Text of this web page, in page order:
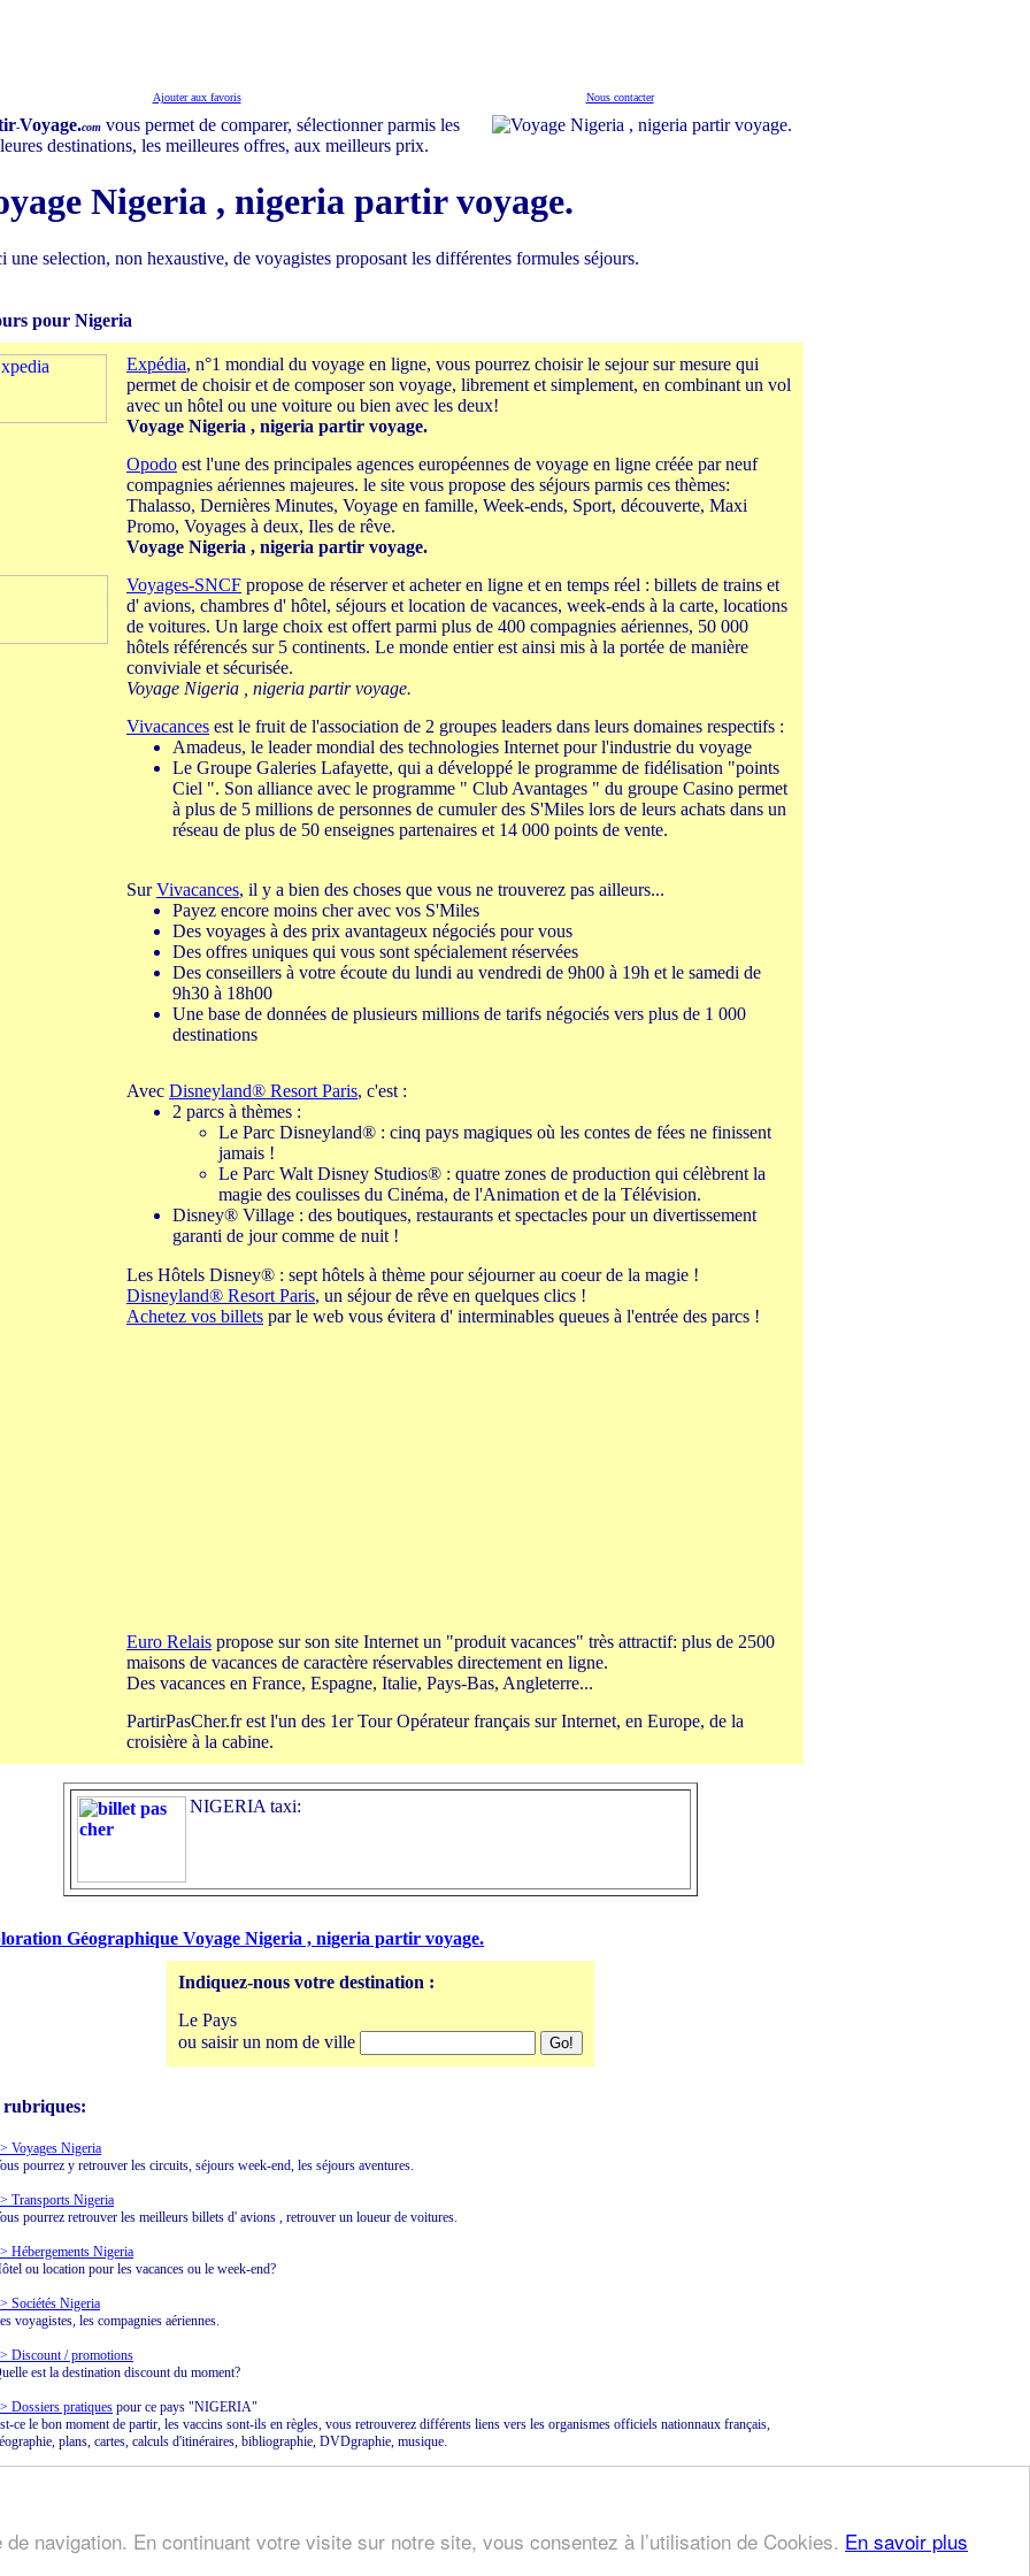
navigation. En continuant votre visite sur notre site, vous consentez à l’utilisation de Cookies. En savoir plus
Ajouter aux favoris Nous contacter
-Voyage.com vous permet de comparer, sélectionner parmis les
destinations, les meilleures offres, aux meilleurs prix.
Nigeria , nigeria partir voyage.
une selection, non hexaustive, de voyagistes proposant les différentes formules séjours.
pour Nigeria
Expédia, n°1 mondial du voyage en ligne, vous pourrez choisir le sejour sur mesure qui
permet de choisir et de composer son voyage, librement et simplement, en combinant un vol
avec un hôtel ou une voiture ou bien avec les deux!
Voyage Nigeria , nigeria partir voyage.
Opodo est l'une des principales agences européennes de voyage en ligne créée par neuf
compagnies aériennes majeures. le site vous propose des séjours parmis ces thèmes:
Thalasso, Dernières Minutes, Voyage en famille, Week-ends, Sport, découverte, Maxi
Promo, Voyages à deux, Iles de rêve.
Voyage Nigeria , nigeria partir voyage.
Voyages-SNCF propose de réserver et acheter en ligne et en temps réel : billets de trains et
d' avions, chambres d' hôtel, séjours et location de vacances, week-ends à la carte, locations
de voitures. Un large choix est offert parmi plus de 400 compagnies aériennes, 50 000
hôtels référencés sur 5 continents. Le monde entier est ainsi mis à la portée de manière
conviviale et sécurisée.
Voyage Nigeria , nigeria partir voyage.
Vivacances est le fruit de l'association de 2 groupes leaders dans leurs domaines respectifs :
Amadeus, le leader mondial des technologies Internet pour l'industrie du voyage
Le Groupe Galeries Lafayette, qui a développé le programme de fidélisation "points
Ciel ". Son alliance avec le programme " Club Avantages " du groupe Casino permet
à plus de 5 millions de personnes de cumuler des S'Miles lors de leurs achats dans un
réseau de plus de 50 enseignes partenaires et 14 000 points de vente.
SurVivacances, il y a bien des choses que vous ne trouverez pas ailleurs...
Payez encore moins cher avec vos S'Miles
Des voyages à des prix avantageux négociés pour vous
Des offres uniques qui vous sont spécialement réservées
Des conseillers à votre écoute du lundi au vendredi de 9h00 à 19h et le samedi de
9h30 à 18h00
Une base de données de plusieurs millions de tarifs négociés vers plus de 1 000
destinations
Avec Disneyland® Resort Paris, c'est :
2 parcs à thèmes :
Le Parc Disneyland® : cinq pays magiques où les contes de fées ne finissent
jamais !
Le Parc Walt Disney Studios® : quatre zones de production qui célèbrent la
magie des coulisses du Cinéma, de l'Animation et de la Télévision.
Disney® Village : des boutiques, restaurants et spectacles pour un divertissement
garanti de jour comme de nuit !
Les Hôtels Disney® : sept hôtels à thème pour séjourner au coeur de la magie !
Disneyland® Resort Paris, un séjour de rêve en quelques clics !
Achetez vos billets par le web vous évitera d' interminables queues à l'entrée des parcs !
Euro Relais propose sur son site Internet un "produit vacances" très attractif: plus de 2500
maisons de vacances de caractère réservables directement en ligne.
Des vacances en France, Espagne, Italie, Pays-Bas, Angleterre...
PartirPasCher.fr est l'un des 1er Tour Opérateur français sur Internet, en Europe, de la
croisière à la cabine.
NIGERIA taxi:
Géographique Voyage Nigeria , nigeria partir voyage.
Indiquez-nous votre destination :
Le Pays
ou saisir un nom de ville
rubriques:
Voyages Nigeria
pourrez y retrouver les circuits, séjours week-end, les séjours aventures.
Transports Nigeria
pourrez retrouver les meilleurs billets d' avions , retrouver un loueur de voitures.
Hébergements Nigeria
ou location pour les vacances ou le week-end?
Sociétés Nigeria
voyagistes, les compagnies aériennes.
Discount / promotions
est la destination discount du moment?
Dossiers pratiques pour ce pays "NIGERIA"
ce le bon moment de partir, les vaccins sont-ils en règles, vous retrouverez différents liens vers les organismes officiels nationnaux français,
plans, cartes, calculs d'itinéraires, bibliographie, DVDgraphie, musique.